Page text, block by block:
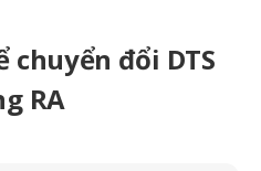
chuyển đổi DTS
RA